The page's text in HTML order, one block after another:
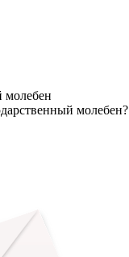
молебен
молебен?